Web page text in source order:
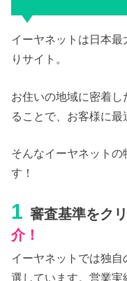
イーヤネットは日本
りサイト。
お住いの地域に密着
ることで、お客様に最
そんなイーヤネットの
す！
1 審査基準をク
介！
イーヤネットでは独
選しています。営業実